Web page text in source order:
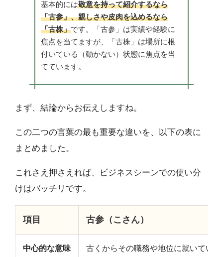
基本的には敬意を持って紹介するなら
「古参」、親しさや皮肉を込めるなら
「古株」です。「古参」は実績や経験に
焦点を当てますが、「古株」は場所に根
付いている（動かない）状態に焦点を当
てています。
まず、結論からお伝えしますね。
この二つの言葉の最も重要な違いを、以下の表に
まとめました。
これさえ押さえれば、ビジネスシーンでの使い分
けはバッチリです。
項目 古参（こさん）
中心的な意味 古くからその職務や地位に就いている